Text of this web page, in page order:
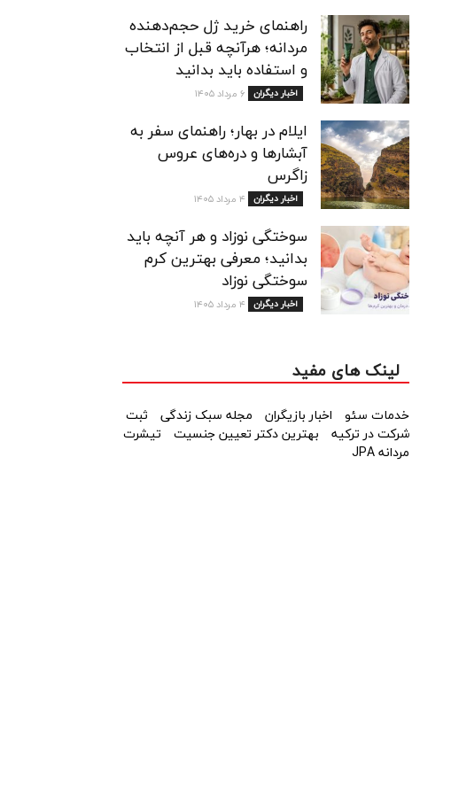
راهنمای خرید ژل حجم‌دهنده
مردانه؛ هرآنچه قبل از انتخاب
و استفاده باید بدانید
اخبار دیگران ۶ مرداد ۱۴۰۵
ایلام در بهار؛ راهنمای سفر به
آبشارها و دره‌های عروس
زاگرس
اخبار دیگران ۴ مرداد ۱۴۰۵
سوختگی نوزاد و هر آنچه باید
بدانید؛ معرفی بهترین کرم
سوختگی نوزاد
اخبار دیگران ۴ مرداد ۱۴۰۵
لینک های مفید
خدمات سئو اخبار بازیگران مجله سبک زندگی
ثبت
شرکت در ترکیه
بهترین دکتر تعیین جنسیت
تیشرت
مردانه JPA